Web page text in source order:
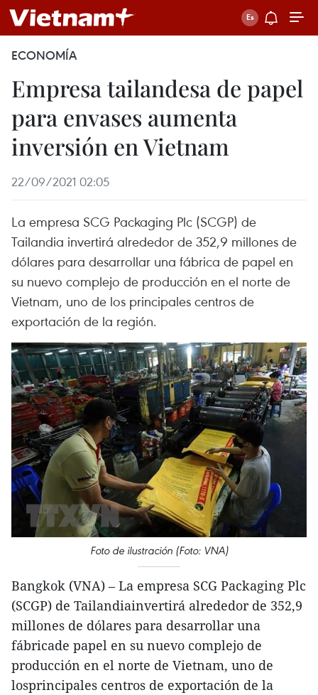
ECONOMÍA
Empresa tailandesa de papel
para envases aumenta
inversión en Vietnam
22/09/2021 02:05
La empresa SCG Packaging Plc (SCGP) de
Tailandia invertirá alrededor de 352,9 millones de
dólares para desarrollar una fábrica de papel en
su nuevo complejo de producción en el norte de
Vietnam, uno de los principales centros de
exportación de la región.
Foto de ilustración (Foto: VNA)
Bangkok (VNA) – La empresa SCG Packaging Plc
(SCGP) de Tailandiainvertirá alrededor de 352,9
millones de dólares para desarrollar una
fábricade papel en su nuevo complejo de
producción en el norte de Vietnam, uno de
losprincipales centros de exportación de la